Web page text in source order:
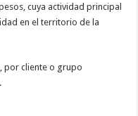
cuya actividad principal
en el territorio de la
por cliente o grupo